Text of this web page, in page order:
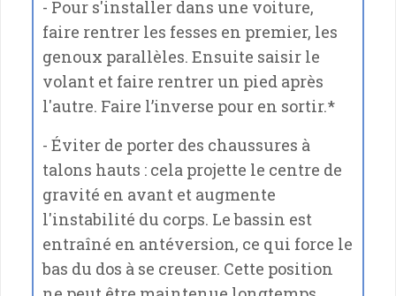
- Pour s'installer dans une voiture,
faire rentrer les fesses en premier, les
genoux parallèles. Ensuite saisir le
volant et faire rentrer un pied après
l'autre. Faire l’inverse pour en sortir.*
- Éviter de porter des chaussures à
talons hauts : cela projette le centre de
gravité en avant et augmente
l'instabilité du corps. Le bassin est
entraîné en antéversion, ce qui force le
bas du dos à se creuser. Cette position